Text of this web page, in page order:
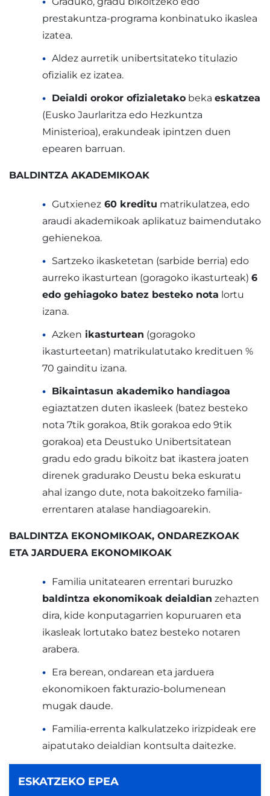
prestakuntza-programa konbinatuko ikaslea
izatea.
Aldez aurretik unibertsitateko titulazio
ofizialik ez izatea.
Deialdi orokor ofizialetako beka eskatzea
(Eusko Jaurlaritza edo Hezkuntza
Ministerioa), erakundeak ipintzen duen
epearen barruan.
BALDINTZA AKADEMIKOAK
Gutxienez 60 kreditu matrikulatzea, edo
araudi akademikoak aplikatuz baimendutako
gehienekoa.
Sartzeko ikasketetan (sarbide berria) edo
aurreko ikasturtean (goragoko ikasturteak) 6
edo gehiagoko batez besteko nota lortu
izana.
Azken ikasturtean (goragoko
ikasturteetan) matrikulatutako kredituen %
70 gainditu izana.
Bikaintasun akademiko handiagoa
egiaztatzen duten ikasleek (batez besteko
nota 7tik gorakoa, 8tik gorakoa edo 9tik
gorakoa) eta Deustuko Unibertsitatean
gradu edo gradu bikoitz bat ikastera joaten
direnek gradurako Deustu beka eskuratu
ahal izango dute, nota bakoitzeko familia-
errentaren atalase handiagoarekin.
BALDINTZA EKONOMIKOAK, ONDAREZKOAK
ETA JARDUERA EKONOMIKOAK
Familia unitatearen errentari buruzko
baldintza ekonomikoak deialdian zehazten
dira, kide konputagarrien kopuruaren eta
ikasleak lortutako batez besteko notaren
arabera.
Era berean, ondarean eta jarduera
ekonomikoen fakturazio-bolumenean
mugak daude.
Familia-errenta kalkulatzeko irizpideak ere
aipatutako deialdian kontsulta daitezke.
ESKATZEKO EPEA